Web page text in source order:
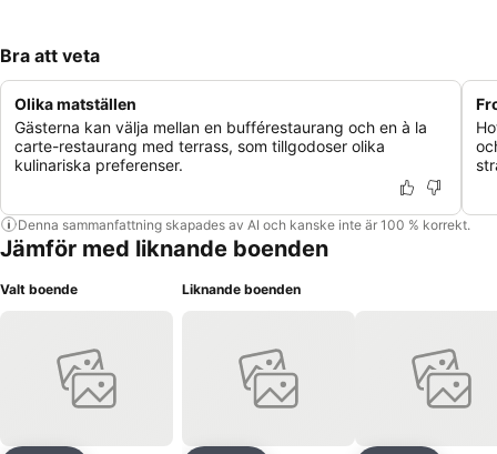
Bra att veta
Olika matställen
Gästerna kan välja mellan en bufférestaurang och en à la
carte-restaurang med terrass, som tillgodoser olika
kulinariska preferenser.
Denna sammanfattning skapades av AI och kanske inte är 100 % korrekt.
Jämför med liknande boenden
Valt boende Liknande boenden